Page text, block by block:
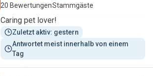
20 BewertungenStammgäste
Caring pet lover!
Zuletzt aktiv: gestern
Antwortet meist innerhalb von einem
Tag